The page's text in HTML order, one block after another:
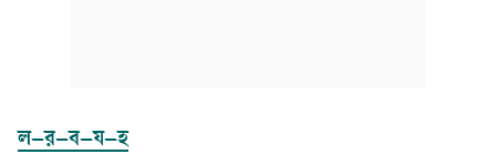
ল–র–ব–য–হ